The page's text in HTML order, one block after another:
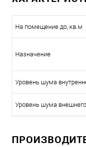
На помещение до, кв.м
Назначение
Уровень шума
Уровень шума